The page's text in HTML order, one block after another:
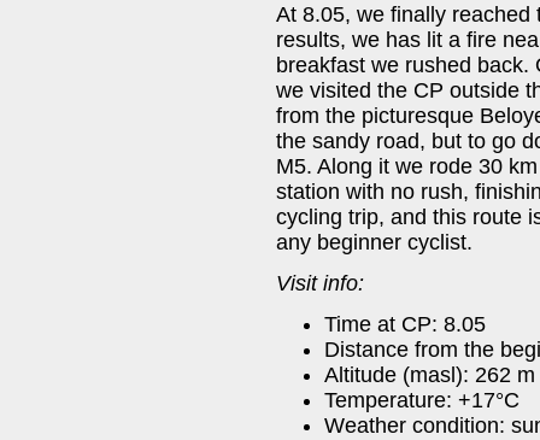
At 8.05, we finally
results, we has lit a fire
breakfast we rushed back.
we visited the CP outside
from the picturesque
the sandy road, but to go
M5. Along it we rode 30
station with no rush,
cycling trip, and this route
any beginner cyclist.
Visit info:
Time at CP: 8.05
Distance from the
Altitude (masl): 262 m
Temperature: +17°С
Weather condition: